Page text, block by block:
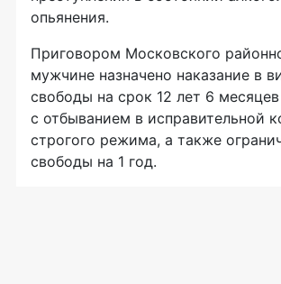
опьянения.
Приговором Московского
мужчине назначено наказание в
свободы на срок 12 лет 6 месяцев
с отбыванием в исправительной
строгого режима, а также
свободы на 1 год.